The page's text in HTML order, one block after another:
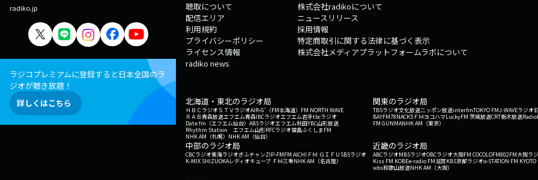
radiko.jp
ラジコプレミアムに登録すると日本全国のラ
ジオが聴き放題！
詳しくはこちら
聴取について
配信エリア
利用規約
プライバシーポリシー
ライセンス情報
radiko news
株式会社radikoについて
ニュースリリース
採用情報
特定商取引に関する法律に基づく表示
株式会社メディアプラットフォームラボについて
北海道・東北のラジオ局
ＨＢＣラジオＳＴＶラジオAIR-G'（FM北海道） FM NORTH WAVE
ＲＡＢ青森放送エフエム青森IBCラジオエフエム岩手tbcラジオ
Date fm（エフエム仙台） ABSラジオエフエム秋田YBC山形放送
Rhythm Station エフエム山形RFCラジオ福島ふくしまFM
NHK AM（札幌） NHK AM（仙台）
関東のラジオ局
TBSラジオ文化放送ニッポン放送interfmTOKYO FMJ-WAVEラジオ
BAYFM78NACK5 ＦＭヨコハマLuckyFM 茨城放送CRT栃木放送
FM GUNMANHK AM（東京）
中部のラジオ局
CBCラジオ東海ラジオぎふチャンZIP-FMFM AICHI ＦＭ ＧＩＦＵ SBSラジオ
K-MIX SHIZUOKAレディオキューブ ＦＭ三重NHK AM（名古屋）
近畿のラジオ局
ABCラジオMBSラジオOBCラジオ大阪FM COCOLOFM802FM大阪ラ
Kiss FM KOBEe-radio FM滋賀KBS京都ラジオα-STATION FM KYOTO
wbs和歌山放送NHK AM（大阪）